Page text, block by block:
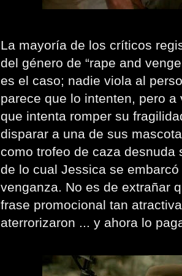
La mayoría de los críticos
del género de “rape and
es el caso; nadie viola al
parece que lo intenten, pero
que intenta romper su
disparar a una de sus
como trofeo de caza desnuda
de lo cual Jessica se
venganza. No es de extrañar
frase promocional tan
aterrorizaron ... y ahora lo